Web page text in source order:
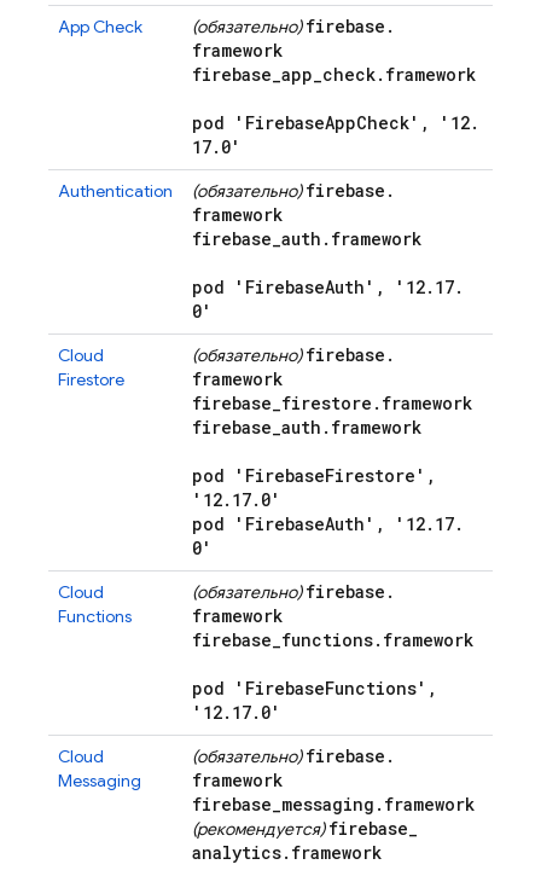
App Check (обязательно) firebase .
framework
firebase_app_check. framework
pod 'FirebaseAppCheck' , '12.
17. 0'
Authentication (обязательно) firebase .
framework
firebase_auth . framework
pod 'FirebaseAuth' , '12. 17.
0'
Cloud
Firestore
(обязательно) firebase .
framework
firebase_firestore . framework
firebase_auth . framework
pod 'FirebaseFirestore' ,
'12. 17. 0'
pod 'FirebaseAuth' , '12. 17.
0'
Cloud
Functions
(обязательно) firebase .
framework
firebase_functions. framework
pod 'FirebaseFunctions' ,
'12. 17. 0'
Cloud
Messaging
(обязательно) firebase .
framework
firebase_messaging . framework
(рекомендуется) firebase_
analytics. framework